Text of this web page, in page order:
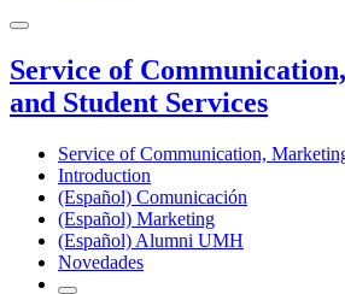
Service of
and Student Services
Service of Communication,
Introduction
(Español) Comunicación
(Español) Marketing
(Español) Alumni UMH
Novedades